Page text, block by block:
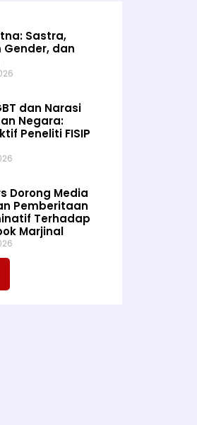
Sastra,
Gender, dan
dan Narasi
Negara:
Peneliti FISIP
Dorong Media
Pemberitaan
Terhadap
Marjinal